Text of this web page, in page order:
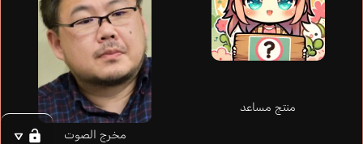
منتج مساعد
مخرج الصوت